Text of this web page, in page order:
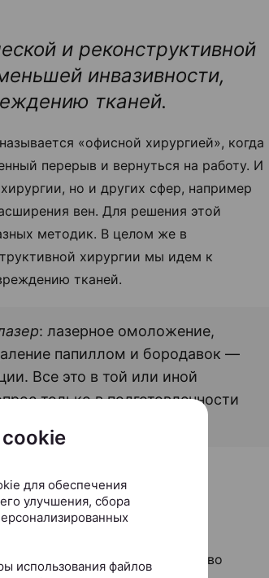
и реконструктивной
инвазивности,
тканей.
«офисной хирургией», когда
перерыв и вернуться на работу. И
но и других сфер, например
вен. Для решения этой
методик. В целом же в
хирургии мы идем к
тканей.
: лазерное омоложение,
папиллом и бородавок —
Все это в той или иной
только в подготовленности
почему они возникли?
рост популярности интимной
чуть в меньшей — мужской).
к которым стремятся люди, и во
для обеспечения
улучшения, сбора
использования файлов